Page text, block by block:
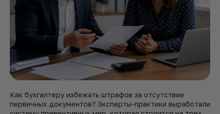
Как бухгалтеру избежать штрафов за отсутствие
первичных документов? Эксперты-практики выработали